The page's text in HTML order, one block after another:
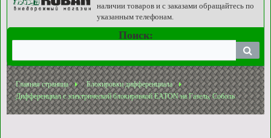
наличии товаров и с заказами обращайтесь по
указанным телефонам.
Поиск:
Главная страница
Блокировки дифференциала
Дифференциал с электрической блокировкой EATON на Газель, Соболь